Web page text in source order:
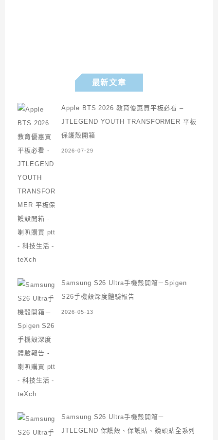
最新文章
Apple BTS 2026 教育優惠買平板必看 –
JTLEGEND YOUTH TRANSFORMER 平板
保護殼開箱
2026-07-29
Samsung S26 Ultra手機殼開箱－Spigen
S26手機殼深度體驗報告
2026-05-13
Samsung S26 Ultra手機殼開箱－
JTLEGEND 保護殼、保護貼、鏡頭貼全系列